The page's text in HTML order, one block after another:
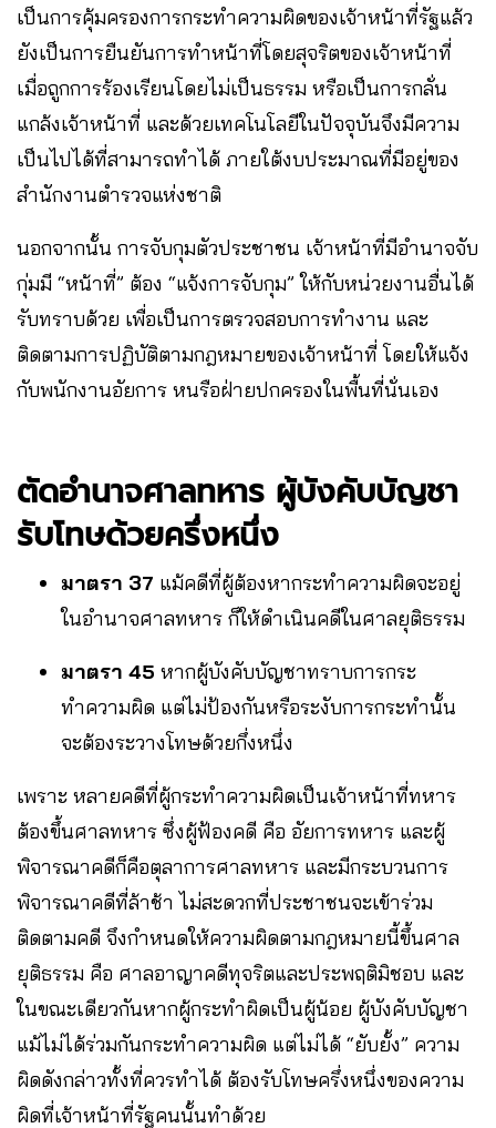
เป็นการคุ้มครองการกระทำความผิดของเจ้าหน้าที่รัฐแล้ว
ยังเป็นการยืนยันการทำหน้าที่โดยสุจริตของเจ้าหน้าที่
เมื่อถูกการร้องเรียนโดยไม่เป็นธรรม หรือเป็นการกลั่น
แกล้งเจ้าหน้าที่ และด้วยเทคโนโลยีในปัจจุบันจึงมีความ
เป็นไปได้ที่สามารถทำได้ ภายใต้งบประมาณที่มีอยู่ของ
สำนักงานตำรวจแห่งชาติ
นอกจากนั้น การจับกุมตัวประชาชน เจ้าหน้าที่มีอำนาจจับ
กุ่มมี “หน้าที่” ต้อง “แจ้งการจับกุม” ให้กับหน่วยงานอื่นได้
รับทราบด้วย เพื่อเป็นการตรวจสอบการทำงาน และ
ติดตามการปฏิบัติตามกฎหมายของเจ้าหน้าที่ โดยให้แจ้ง
กับพนักงานอัยการ หนรือฝ่ายปกครองในพื้นที่นั่นเอง
ตัดอำนาจศาลทหาร ผู้บังคับบัญชา
รับโทษด้วยครึ่งหนึ่ง
มาตรา 37 แม้คดีที่ผู้ต้องหากระทำความผิดจะอยู่
ในอำนาจศาลทหาร ก็ให้ดำเนินคดีในศาลยุติธรรม
มาตรา 45 หากผู้บังคับบัญชาทราบการกระ
ทำความผิด แต่ไม่ป้องกันหรือระงับการกระทำนั้น
จะต้องระวางโทษด้วยกึ่งหนึ่ง
เพราะ หลายคดีที่ผู้กระทำความผิดเป็นเจ้าหน้าที่ทหาร
ต้องขึ้นศาลทหาร ซึ่งผู้ฟ้องคดี คือ อัยการทหาร และผู้
พิจารณาคดีก็คือตุลาการศาลทหาร และมีกระบวนการ
พิจารณาคดีที่ล้าช้า ไม่สะดวกที่ประชาชนจะเข้าร่วม
ติดตามคดี จึงกำหนดให้ความผิดตามกฎหมายนี้ขึ้นศาล
ยุติธรรม คือ ศาลอาญาคดีทุจริตและประพฤติมิชอบ และ
ในขณะเดียวกันหากผู้กระทำผิดเป็นผู้น้อย ผู้บังคับบัญชา
แม้ไม่ได้ร่วมกันกระทำความผิด แต่ไม่ได้ “ยับยั้ง” ความ
ผิดดังกล่าวทั้งที่ควรทำได้ ต้องรับโทษครึ่งหนึ่งของความ
ผิดที่เจ้าหน้าที่รัฐคนนั้นทำด้วย